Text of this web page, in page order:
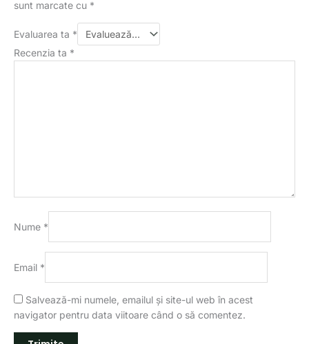
sunt marcate cu *
Evaluarea ta *
Recenzia ta *
Nume *
Email *
Salvează-mi numele, emailul și site-ul web în acest
navigator pentru data viitoare când o să comentez.